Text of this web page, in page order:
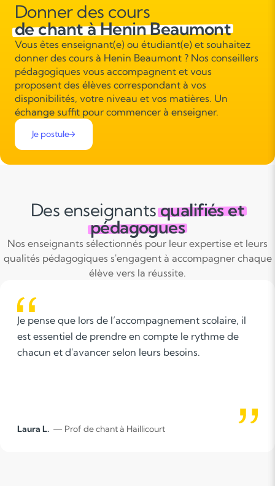
Donner des cours
de chant à Henin Beaumont
Vous êtes enseignant(e) ou étudiant(e) et souhaitez
donner des cours à Henin Beaumont ? Nos conseillers
pédagogiques vous accompagnent et vous
proposent des élèves correspondant à vos
disponibilités, votre niveau et vos matières. Un
échange suffit pour commencer à enseigner.
Je postule
Des enseignantsqualifiés et
pédagogues
Nos enseignants sélectionnés pour leur expertise et leurs
qualités pédagogiques s'engagent à accompagner chaque
élève vers la réussite.
Je pense que lors de l’accompagnement scolaire, il
est essentiel de prendre en compte le rythme de
chacun et d'avancer selon leurs besoins.
Laura L. — Prof de chant à Haillicourt